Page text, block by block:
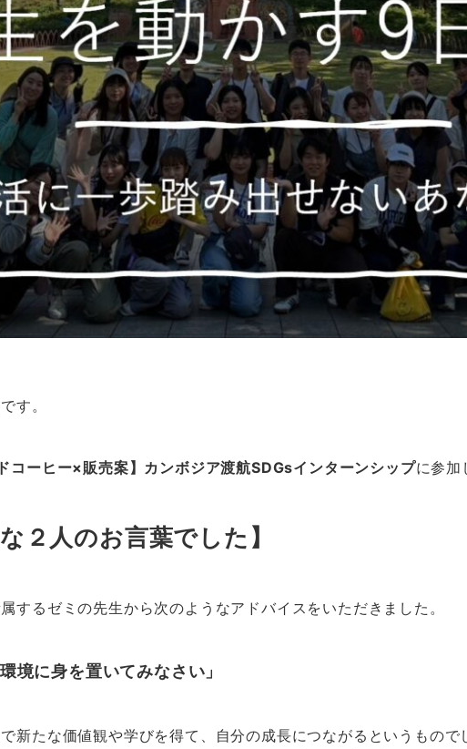
す。
コーヒー×販売案】カンボジア渡航SDGsインターンシップに参加
２人のお言葉でした】
するゼミの先生から次のようなアドバイスをいただきました。
境に身を置いてみなさい」
新たな価値観や学びを得て、自分の成長につながるというもので